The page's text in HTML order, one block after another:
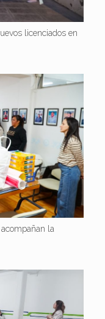
licenciados en
la